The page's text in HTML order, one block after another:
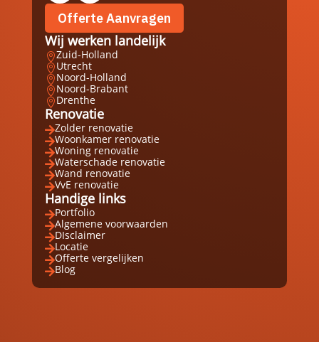
Offerte Aanvragen
Wij werken landelijk
Zuid-Holland
Utrecht
Noord-Holland
Noord-Brabant
Drenthe
Renovatie
Zolder renovatie
Woonkamer renovatie
Woning renovatie
Waterschade renovatie
Wand renovatie
VvE renovatie
Handige links
Portfolio
Algemene voorwaarden
DIsclaimer
Locatie
Offerte vergelijken
Blog